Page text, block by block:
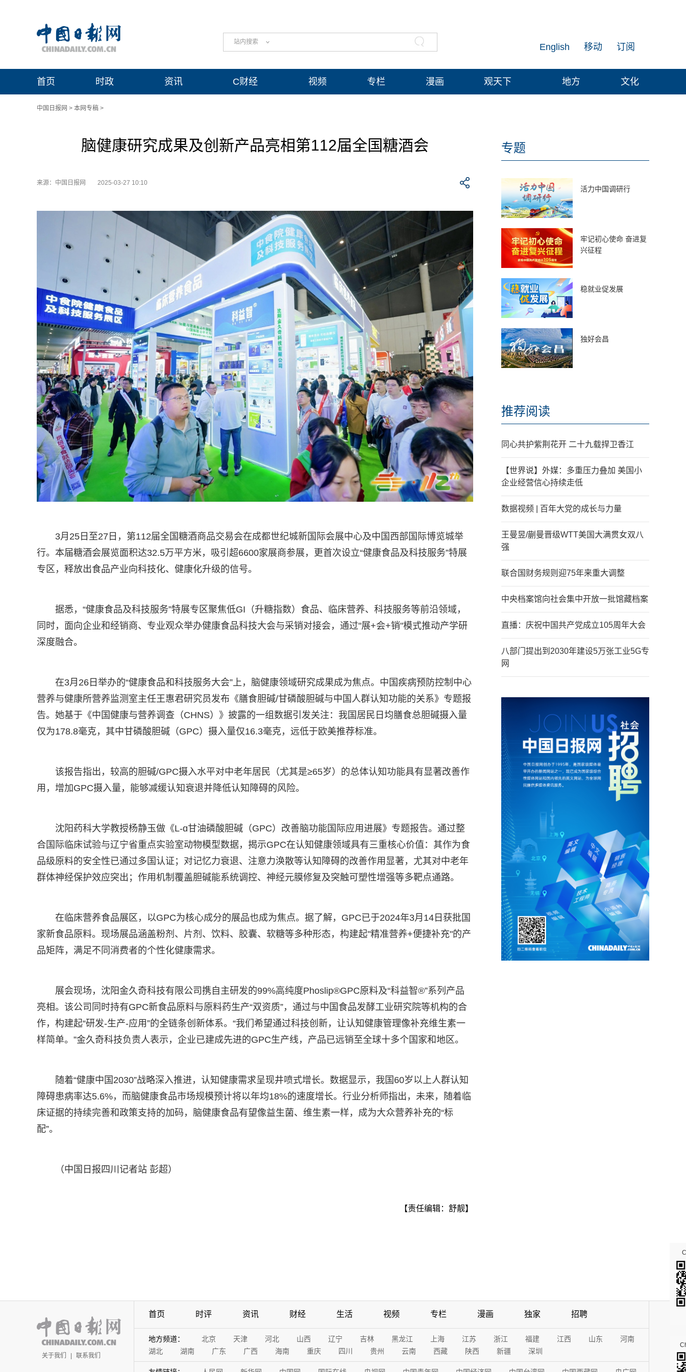
站内搜索 订阅
移动
English
首页 时政 资讯 C财经 视频 专栏 漫画 观天下 地方 文化
中国日报网 > 本网专稿 >
脑健康研究成果及创新产品亮相第112届全国糖酒会
来源：中国日报网 2025-03-27 10:10
3月25日至27日，第112届全国糖酒商品交易会在成都世纪城新国际会展中心及中国西部国际博览城举
行。本届糖酒会展览面积达32.5万平方米，吸引超6600家展商参展，更首次设立“健康食品及科技服务”特展
专区，释放出食品产业向科技化、健康化升级的信号。
据悉，“健康食品及科技服务”特展专区聚焦低GI（升糖指数）食品、临床营养、科技服务等前沿领域，
同时，面向企业和经销商、专业观众举办健康食品科技大会与采销对接会，通过"展+会+销"模式推动产学研
深度融合。
在3月26日举办的“健康食品和科技服务大会”上，脑健康领域研究成果成为焦点。中国疾病预防控制中心
营养与健康所营养监测室主任王惠君研究员发布《膳食胆碱/甘磷酸胆碱与中国人群认知功能的关系》专题报
告。她基于《中国健康与营养调查（CHNS）》披露的一组数据引发关注：我国居民日均膳食总胆碱摄入量
仅为178.8毫克，其中甘磷酸胆碱（GPC）摄入量仅16.3毫克，远低于欧美推荐标准。
该报告指出，较高的胆碱/GPC摄入水平对中老年居民（尤其是≥65岁）的总体认知功能具有显著改善作
用，增加GPC摄入量，能够减缓认知衰退并降低认知障碍的风险。
沈阳药科大学教授杨静玉做《L-ɑ甘油磷酸胆碱（GPC）改善脑功能国际应用进展》专题报告。通过整
合国际临床试验与辽宁省重点实验室动物模型数据，揭示GPC在认知健康领域具有三重核心价值：其作为食
品级原料的安全性已通过多国认证；对记忆力衰退、注意力涣散等认知障碍的改善作用显著，尤其对中老年
群体神经保护效应突出；作用机制覆盖胆碱能系统调控、神经元膜修复及突触可塑性增强等多靶点通路。
在临床营养食品展区，以GPC为核心成分的展品也成为焦点。据了解，GPC已于2024年3月14日获批国
家新食品原料。现场展品涵盖粉剂、片剂、饮料、胶囊、软糖等多种形态，构建起"精准营养+便捷补充"的产
品矩阵，满足不同消费者的个性化健康需求。
展会现场，沈阳金久奇科技有限公司携自主研发的99%高纯度Phoslip®GPC原料及“科益智®”系列产品
亮相。该公司同时持有GPC新食品原料与原料药生产“双资质”，通过与中国食品发酵工业研究院等机构的合
作，构建起“研发-生产-应用”的全链条创新体系。“我们希望通过科技创新，让认知健康管理像补充维生素一
样简单。”金久奇科技负责人表示，企业已建成先进的GPC生产线，产品已远销至全球十多个国家和地区。
随着“健康中国2030”战略深入推进，认知健康需求呈现井喷式增长。数据显示，我国60岁以上人群认知
障碍患病率达5.6%，而脑健康食品市场规模预计将以年均18%的速度增长。行业分析师指出，未来，随着临
床证据的持续完善和政策支持的加码，脑健康食品有望像益生菌、维生素一样，成为大众营养补充的“标
配”。
（中国日报四川记者站 彭超）
【责任编辑：舒靓】
专题
活力中国调研行
牢记初心使命 奋进复
兴征程
稳就业促发展
独好会昌
推荐阅读
同心共护紫荆花开 二十九载捍卫香江
【世界说】外媒：多重压力叠加 美国小
企业经营信心持续走低
数据视频 | 百年大党的成长与力量
王曼昱/蒯曼晋级WTT美国大满贯女双八
强
联合国财务规则迎75年来重大调整
中央档案馆向社会集中开放一批馆藏档案
直播：庆祝中国共产党成立105周年大会
八部门提出到2030年建设5万张工业5G专
网
关于我们 | 联系我们
首页 时评 资讯 财经 生活 视频 专栏 漫画 独家 招聘
地方频道： 北京 天津 河北 山西 辽宁 吉林 黑龙江 上海 江苏 浙江 福建 江西 山东
河南
湖北
湖南 广东 广西 海南 重庆 四川 贵州 云南 西藏 陕西 新疆 深圳